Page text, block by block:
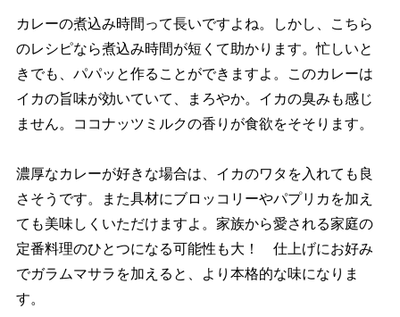
カレーの煮込み時間って長いですよね。しかし、こちら
のレシピなら煮込み時間が短くて助かります。忙しいと
きでも、パパッと作ることができますよ。このカレーは
イカの旨味が効いていて、まろやか。イカの臭みも感じ
ません。ココナッツミルクの香りが食欲をそそります。
濃厚なカレーが好きな場合は、イカのワタを入れても良
さそうです。また具材にブロッコリーやパプリカを加え
ても美味しくいただけますよ。家族から愛される家庭の
定番料理のひとつになる可能性も大！ 仕上げにお好み
でガラムマサラを加えると、より本格的な味になりま
す。